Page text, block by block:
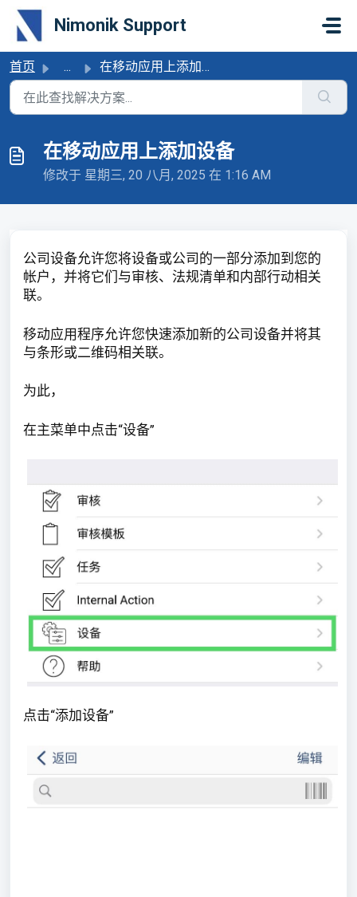
跳过至主要内容
Nimonik Support
首页 ... 在移动应用上添加设备
在移动应用上添加设备
修改于 星期三, 20 八月, 2025 在 1:16 AM
公司设备允许您将设备或公司的一部分添加到您的
帐户，并将它们与审核、法规清单和内部行动相关
联。
移动应用程序允许您快速添加新的公司设备并将其
与条形或二维码相关联。
为此，
在主菜单中点击“设备”
点击“添加设备”